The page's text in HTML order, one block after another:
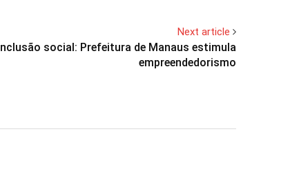
Next article
Inclusão social: Prefeitura de Manaus estimula
empreendedorismo